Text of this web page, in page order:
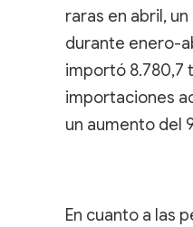
raras en abril,
durante enero-
importó 8.780,7
importaciones
un aumento del
En cuanto a las